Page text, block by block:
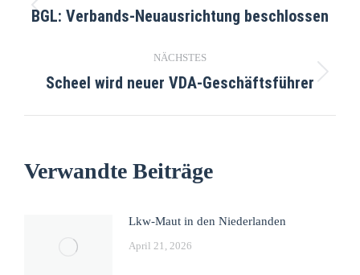
BGL: Verbands-Neuausrichtung beschlossen
NÄCHSTES
Scheel wird neuer VDA-Geschäftsführer
Verwandte Beiträge
Lkw-Maut in den Niederlanden
April 21, 2026